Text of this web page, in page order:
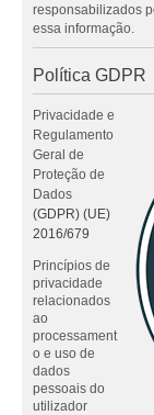
responsabilizados
essa informação.
Política GDPR
Privacidade e
Regulamento
Geral de
Proteção de
Dados
(GDPR) (UE)
2016/679
Princípios de
privacidade
relacionados
ao
processament
o e uso de
dados
pessoais do
utilizador